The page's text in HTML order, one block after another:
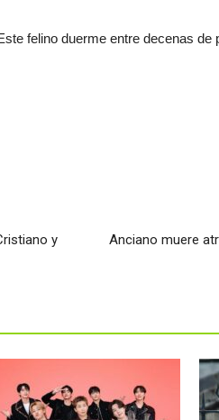
felino duerme entre decenas de
y
Anciano muere